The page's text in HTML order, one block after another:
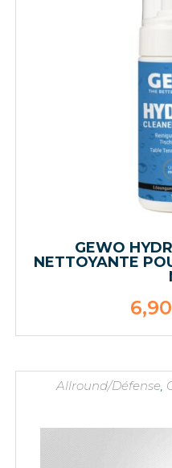
GEWO
NETTOYANTE
6,90
Allround/Défense